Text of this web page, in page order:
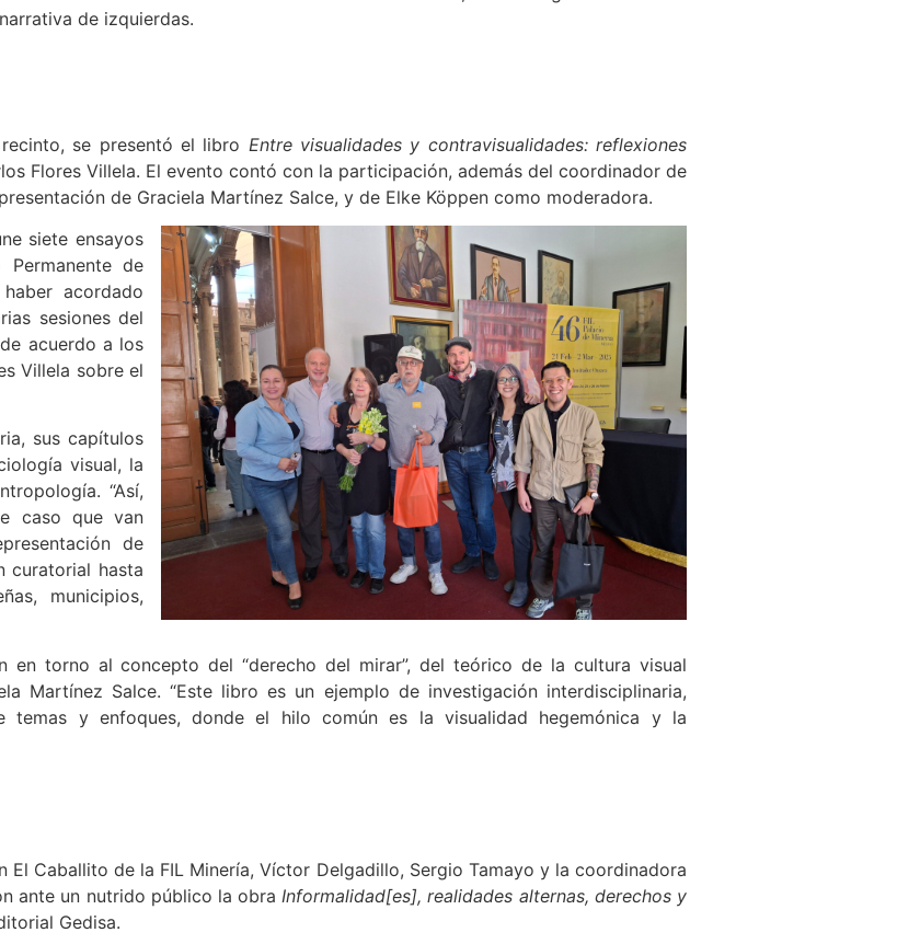
de izquierdas.
se presentó el libro Entre visualidades y contravisualidades: reflexiones
Flores Villela. El evento contó con la participación, además del coordinador de
de Graciela Martínez Salce, y de Elke Köppen como moderadora.
siete ensayos
Permanente de
acordado
sesiones del
acuerdo a los
Villela sobre el
sus capítulos
visual, la
“Así,
caso que van
de
curatorial hasta
municipios,
en torno al concepto del “derecho del mirar”, del teórico de la cultura visual
Martínez Salce. “Este libro es un ejemplo de investigación interdisciplinaria,
y enfoques, donde el hilo común es la visualidad hegemónica y la
El Caballito de la FIL Minería, Víctor Delgadillo, Sergio Tamayo y la coordinadora
ante un nutrido público la obraInformalidad[es], realidades alternas, derechos y
Gedisa.